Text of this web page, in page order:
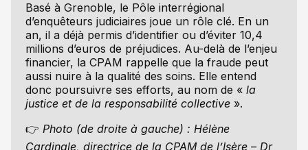
Basé à Grenoble, le Pôle interrégional
d’enquêteurs judiciaires joue un rôle clé. En un
an, il a déjà permis d’identifier ou d’éviter 10,4
millions d’euros de préjudices. Au-delà de l’enjeu
financier, la CPAM rappelle que la fraude peut
aussi nuire à la qualité des soins. Elle entend
donc poursuivre ses efforts, au nom de « la
justice et de la responsabilité collective».
👉 Photo (de droite à gauche) : Hélène
Cardinale, directrice de la CPAM de l’Isère – Dr